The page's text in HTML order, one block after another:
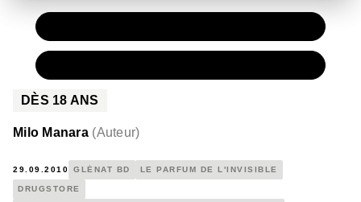
DÈS 18 ANS
Milo Manara (Auteur)
29.09.2010 GLÉNAT BD LE PARFUM DE L'INVISIBLE
DRUGSTORE